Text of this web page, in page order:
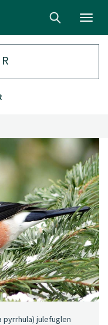
pyrrhula) julefuglen